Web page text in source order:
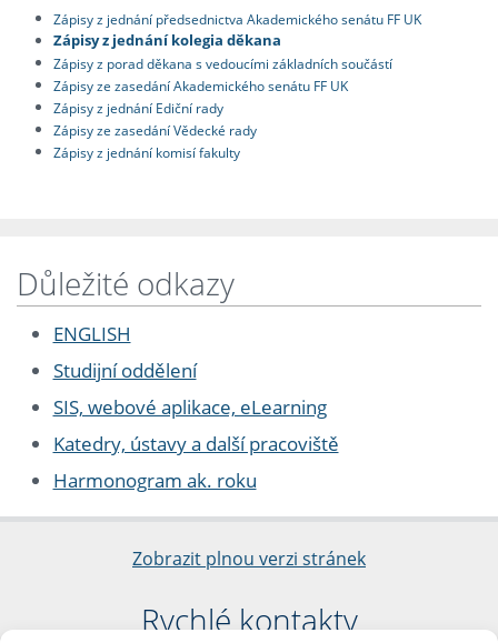
Zápisy z jednání předsednictva Akademického senátu FF UK
Zápisy z jednání kolegia děkana
Zápisy z porad děkana s vedoucími základních součástí
Zápisy ze zasedání Akademického senátu FF UK
Zápisy z jednání Ediční rady
Zápisy ze zasedání Vědecké rady
Zápisy z jednání komisí fakulty
Důležité odkazy
ENGLISH
Studijní oddělení
SIS, webové aplikace, eLearning
Katedry, ústavy a další pracoviště
Harmonogram ak. roku
Zobrazit plnou verzi stránek
Rychlé kontakty